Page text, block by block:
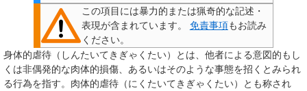
この項目には暴力的または猟奇的な記述・
表現が含まれています。
免責事項もお読み
ください。
身体的虐待 （しんたいてきぎゃくたい）とは、他者による意図的もし
くは非偶発的な肉体的損傷、あるいはそのような事態を招くとみられ
る行為を指す。 肉体的虐待 （にくたいてきぎゃくたい）とも称され